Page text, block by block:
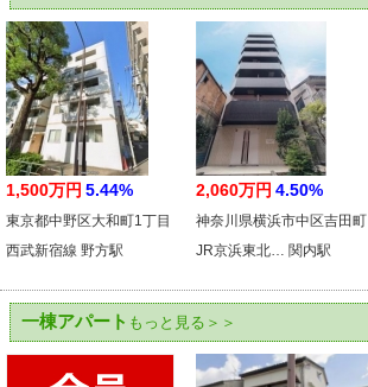
1,500万円 5.44%
東京都中野区大和町1丁目
西武新宿線 野方駅
2,060万円 4.50%
神奈川県横浜市中区吉田町
JR京浜東北… 関内駅
一棟アパート もっと見る＞＞